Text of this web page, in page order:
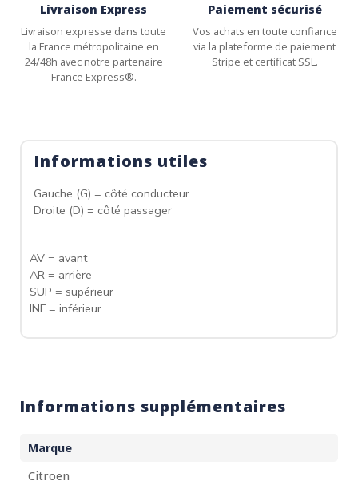
Livraison Express
Livraison expresse dans toute
la France métropolitaine en
24/48h avec notre partenaire
France Express®.
Paiement sécurisé
Vos achats en toute confiance
via la plateforme de paiement
Stripe et certificat SSL.
Informations utiles
Gauche (G) = côté conducteur
Droite (D) = côté passager
AV = avant
AR = arrière
SUP = supérieur
INF = inférieur
Informations supplémentaires
Marque
Citroen